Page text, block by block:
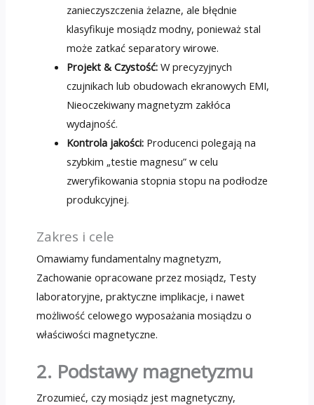
zanieczyszczenia żelazne, ale błędnie
klasyfikuje mosiądz modny, ponieważ stal
może zatkać separatory wirowe.
Projekt & Czystość: W precyzyjnych
czujnikach lub obudowach ekranowych EMI,
Nieoczekiwany magnetyzm zakłóca
wydajność.
Kontrola jakości: Producenci polegają na
szybkim „testie magnesu” w celu
zweryfikowania stopnia stopu na podłodze
produkcyjnej.
Zakres i cele
Omawiamy fundamentalny magnetyzm,
Zachowanie opracowane przez mosiądz, Testy
laboratoryjne, praktyczne implikacje, i nawet
możliwość celowego wyposażania mosiądzu o
właściwości magnetyczne.
2. Podstawy magnetyzmu
Zrozumieć, czy mosiądz jest magnetyczny,